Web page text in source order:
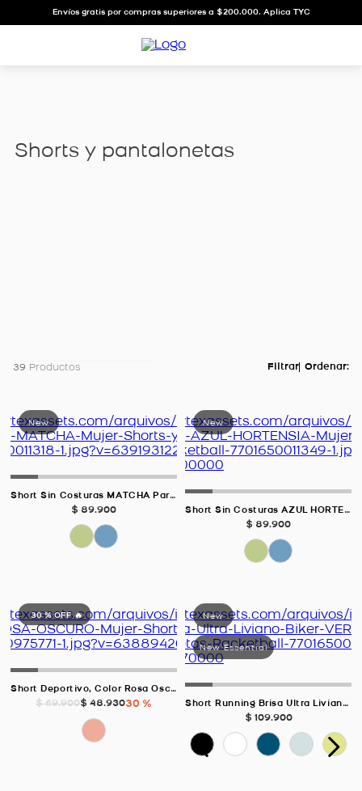
Envíos gratis por compras superiores a $200.000. Aplica TYC
shorts y pantalonetas
39 Productos
Short Sin Costuras MATCHA Para Mujer
$ 89.900 Short Sin Costuras AZUL HORTENSIA Para Mujer
$ 89.900
30 % OFF 🔥
Short Deportivo, Color Rosa Oscuro Para Mujer
$ 69.900$ 48.93030 % Short Running Brisa Ultra Liviano Biker, Color VERDE SALVIA Para Mujer
$ 109.900